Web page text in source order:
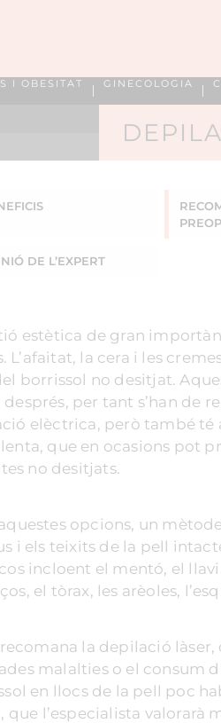
I OBESITAT GINECOLOGIA
DE L’EXPERT
estètica de gran
la cera i les
borrissol no desitjat.
per tant s’han de
elèctrica, però també té
que en ocasions pot
no desitjats.
opcions, un
i els teixits de la pell
incloent el mentó, el
el tòrax, les arèoles,
la depilació
malalties o el consum
en llocs de la pell poc
l’especialista valorarà